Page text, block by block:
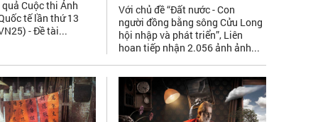
Cuộc thi Ảnh
tế lần thứ 13
- Đề tài...
Với chủ đề “Đất nước - Con
người đồng bằng sông Cửu Long
hội nhập và phát triển”, Liên
hoan tiếp nhận 2.056 ảnh ảnh...